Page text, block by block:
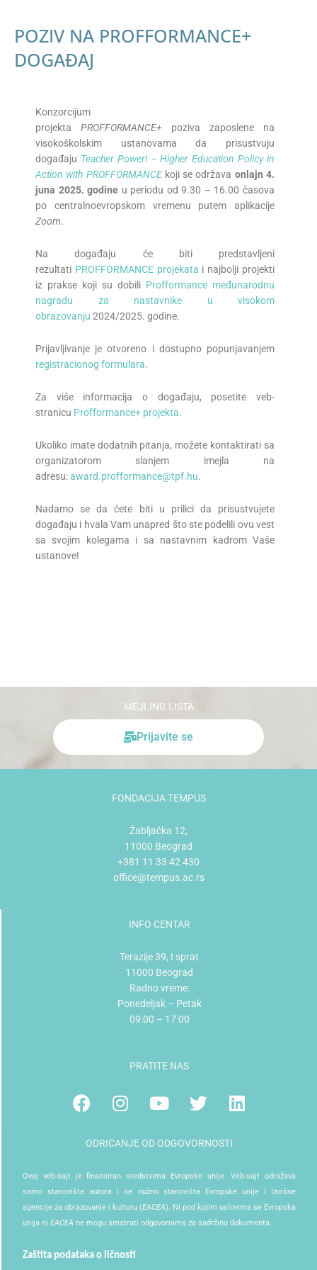
POZIV NA PROFFORMANCE+
DOGAĐAJ
Konzorcijum
projekta PROFFORMANCE+ poziva zaposlene na
visokoškolskim ustanovama da prisustvuju
događaju Teacher Power! − Higher Education Policy in
Action with PROFFORMANCE koji se održava onlajn 4.
juna 2025. godine u periodu od 9.30 – 16.00 časova
po centralnoevropskom vremenu putem aplikacije
Zoom.
Na događaju će biti predstavljeni
rezultati PROFFORMANCE projekata i najbolji projekti
iz prakse koji su dobili Profformance međunarodnu
nagradu za nastavnike u visokom
obrazovanju 2024/2025. godine.
Prijavljivanje je otvoreno i dostupno popunjavanjem
registracionog formulara.
Za više informacija o događaju, posetite veb-
stranicu Profformance+ projekta.
Ukoliko imate dodatnih pitanja, možete kontaktirati sa
organizatorom slanjem imejla na
adresu:award.profformance@tpf.hu.
Nadamo se da ćete biti u prilici da prisustvujete
događaju i hvala Vam unapred što ste podelili ovu vest
sa svojim kolegama i sa nastavnim kadrom Vaše
ustanove!
MEJLING LISTA
Prijavite se
FONDACIJA TEMPUS
Žabljačka 12,
11000 Beograd
+381 11 33 42 430
office@tempus.ac.rs
INFO CENTAR
Terazije 39, I sprat
11000 Beograd
Radno vreme:
Ponedeljak – Petak
09:00 – 17:00
PRATITE NAS
FacebookInstagram
YoutubeTwitterLinkedin
ODRICANJE OD ODGOVORNOSTI
Ovaj veb-sajt je finansiran sredstvima Evropske unije. Veb-sajt odražava
samo stanovišta autora i ne nužno stanovišta Evropske unije i Izvršne
agencije za obrazovanje i kulturu (EACEA). Ni pod kojim uslovima se Evropska
unija ni EACEA ne mogu smatrati odgovornima za sadržinu dokumenta.
Zaštita podataka o ličnosti